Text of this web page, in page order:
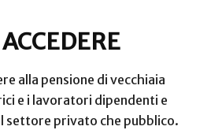
alla pensione di vecchiaia
e i lavoratori dipendenti e
settore privato che pubblico.